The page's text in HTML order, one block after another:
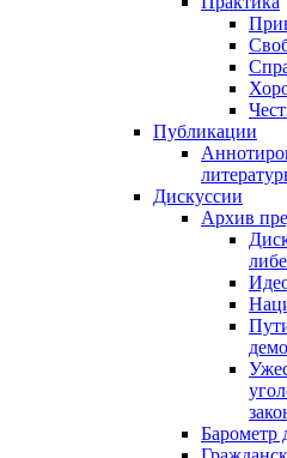
Публикации
Дискуссии
Архив
Барометр